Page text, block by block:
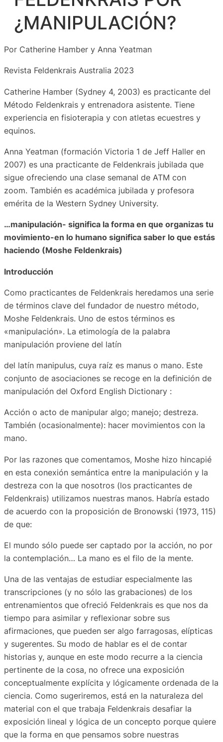
¿MANIPULACIÓN?
Por Catherine Hamber y Anna Yeatman
Revista Feldenkrais Australia 2023
Catherine Hamber (Sydney 4, 2003) es practicante del
Método Feldenkrais y entrenadora asistente. Tiene
experiencia en fisioterapia y con atletas ecuestres y
equinos.
Anna Yeatman (formación Victoria 1 de Jeff Haller en
2007) es una practicante de Feldenkrais jubilada que
sigue ofreciendo una clase semanal de ATM con
zoom. También es académica jubilada y profesora
emérita de la Western Sydney University.
…manipulación- significa la forma en que organizas tu
movimiento-en lo humano significa saber lo que estás
haciendo (Moshe Feldenkrais)
Introducción
Como practicantes de Feldenkrais heredamos una serie
de términos clave del fundador de nuestro método,
Moshe Feldenkrais. Uno de estos términos es
«manipulación». La etimología de la palabra
manipulación proviene del latín
del latín manipulus, cuya raíz es manus o mano. Este
conjunto de asociaciones se recoge en la definición de
manipulación del Oxford English Dictionary :
Acción o acto de manipular algo; manejo; destreza.
También (ocasionalmente): hacer movimientos con la
mano.
Por las razones que comentamos, Moshe hizo hincapié
en esta conexión semántica entre la manipulación y la
destreza con la que nosotros (los practicantes de
Feldenkrais) utilizamos nuestras manos. Habría estado
de acuerdo con la proposición de Bronowski (1973, 115)
de que:
El mundo sólo puede ser captado por la acción, no por
la contemplación… La mano es el filo de la mente.
Una de las ventajas de estudiar especialmente las
transcripciones (y no sólo las grabaciones) de los
entrenamientos que ofreció Feldenkrais es que nos da
tiempo para asimilar y reflexionar sobre sus
afirmaciones, que pueden ser algo farragosas, elípticas
y sugerentes. Su modo de hablar es el de contar
historias y, aunque en este modo recurre a la ciencia
pertinente de la cosa, no ofrece una exposición
conceptualmente explícita y lógicamente ordenada de la
ciencia. Como sugeriremos, está en la naturaleza del
material con el que trabaja Feldenkrais desafiar la
exposición lineal y lógica de un concepto porque quiere
que la forma en que pensamos sobre nuestras